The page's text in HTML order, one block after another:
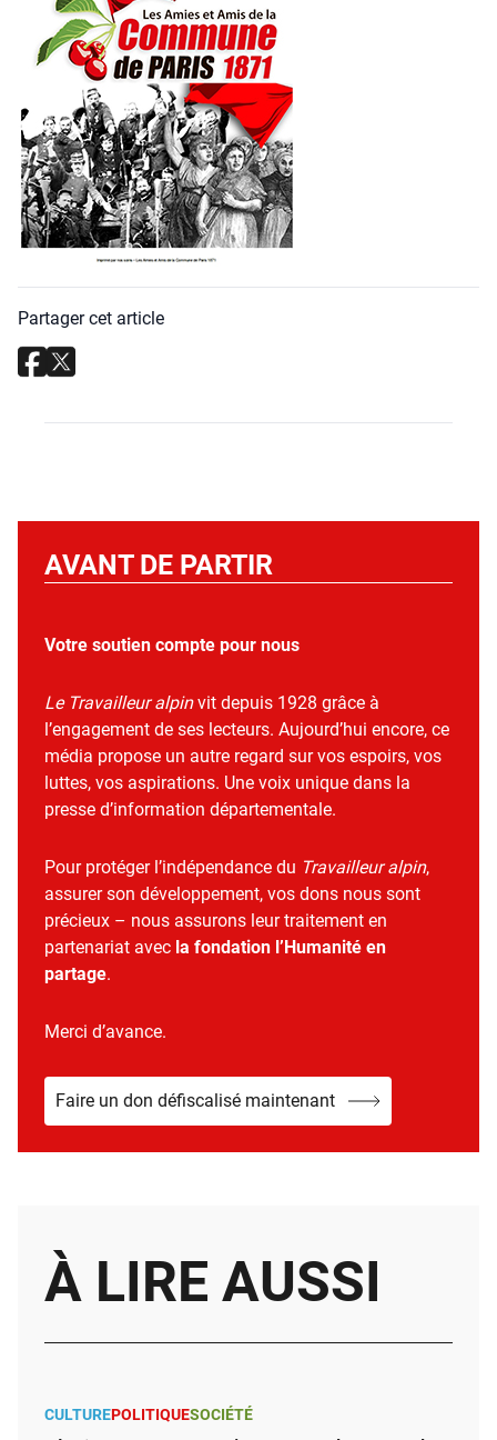
Partager cet article
AVANT DE PARTIR
Votre soutien compte pour nous
Le Travailleur alpinvit depuis 1928 grâce à
l’engagement de ses lecteurs. Aujourd’hui encore, ce
média propose un autre regard sur vos espoirs, vos
luttes, vos aspirations. Une voix unique dans la
presse d’information départementale.
Pour protéger l’indépendance du Travailleur alpin,
assurer son développement, vos dons nous sont
précieux – nous assurons leur traitement en
partenariat avec la fondation l’Humanité en
partage.
Merci d’avance.
Faire un don défiscalisé maintenant
À LIRE AUSSI
CULTUREPOLITIQUESOCIÉTÉ